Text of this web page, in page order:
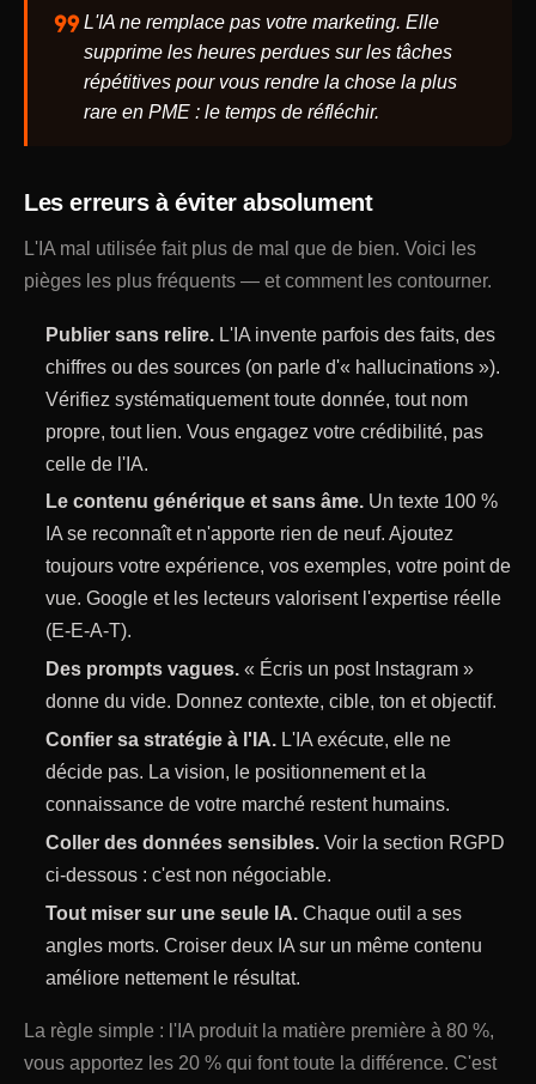
format_quoteL'IA ne remplace pas votre marketing. Elle
supprime les heures perdues sur les tâches
répétitives pour vous rendre la chose la plus
rare en PME : le temps de réfléchir.
Les erreurs à éviter absolument
L'IA mal utilisée fait plus de mal que de bien. Voici les
pièges les plus fréquents — et comment les contourner.
Publier sans relire.L'IA invente parfois des faits, des
chiffres ou des sources (on parle d'« hallucinations »).
Vérifiez systématiquement toute donnée, tout nom
propre, tout lien. Vous engagez votre crédibilité, pas
celle de l'IA.
Le contenu générique et sans âme.Un texte 100 %
IA se reconnaît et n'apporte rien de neuf. Ajoutez
toujours votre expérience, vos exemples, votre point de
vue. Google et les lecteurs valorisent l'expertise réelle
(E-E-A-T).
Des prompts vagues.« Écris un post Instagram »
donne du vide. Donnez contexte, cible, ton et objectif.
Confier sa stratégie à l'IA.L'IA exécute, elle ne
décide pas. La vision, le positionnement et la
connaissance de votre marché restent humains.
Coller des données sensibles.Voir la section RGPD
ci-dessous : c'est non négociable.
Tout miser sur une seule IA.Chaque outil a ses
angles morts. Croiser deux IA sur un même contenu
améliore nettement le résultat.
La règle simple : l'IA produit la matière première à 80 %,
vous apportez les 20 % qui font toute la différence. C'est